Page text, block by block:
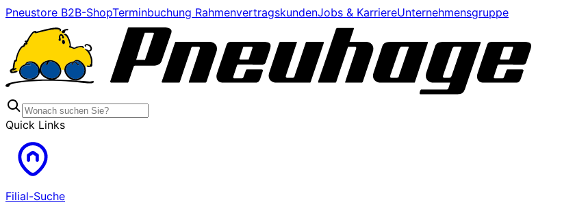
Pneustore B2B-ShopTerminbuchung RahmenvertragskundenJobs & KarriereUnternehmensgruppe
Quick Links
Filial-Suche